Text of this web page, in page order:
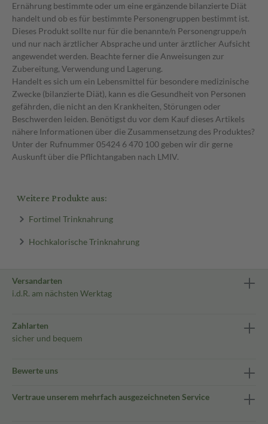
Ernährung bestimmte oder um eine ergänzende bilanzierte Diät
handelt und ob es für bestimmte Personengruppen bestimmt ist.
Dieses Produkt sollte nur für die benannte/n Personengruppe/n
und nur nach ärztlicher Absprache und unter ärztlicher Aufsicht
angewendet werden. Beachte ferner die Anweisungen zur
Zubereitung, Verwendung und Lagerung.
Handelt es sich um ein Lebensmittel für besondere medizinische
Zwecke (bilanzierte Diät), kann es die Gesundheit von Personen
gefährden, die nicht an den Krankheiten, Störungen oder
Beschwerden leiden. Benötigst du vor dem Kauf dieses Artikels
nähere Informationen über die Zusammensetzung des Produktes?
Unter der Rufnummer 05424 6 470 100 geben wir dir gerne
Auskunft über die Pflichtangaben nach LMIV.
Weitere Produkte aus:
Fortimel Trinknahrung
Hochkalorische Trinknahrung
Versandarten
i.d.R. am nächsten Werktag
Zahlarten
sicher und bequem
Bewerte uns
Vertraue unserem mehrfach ausgezeichneten Service